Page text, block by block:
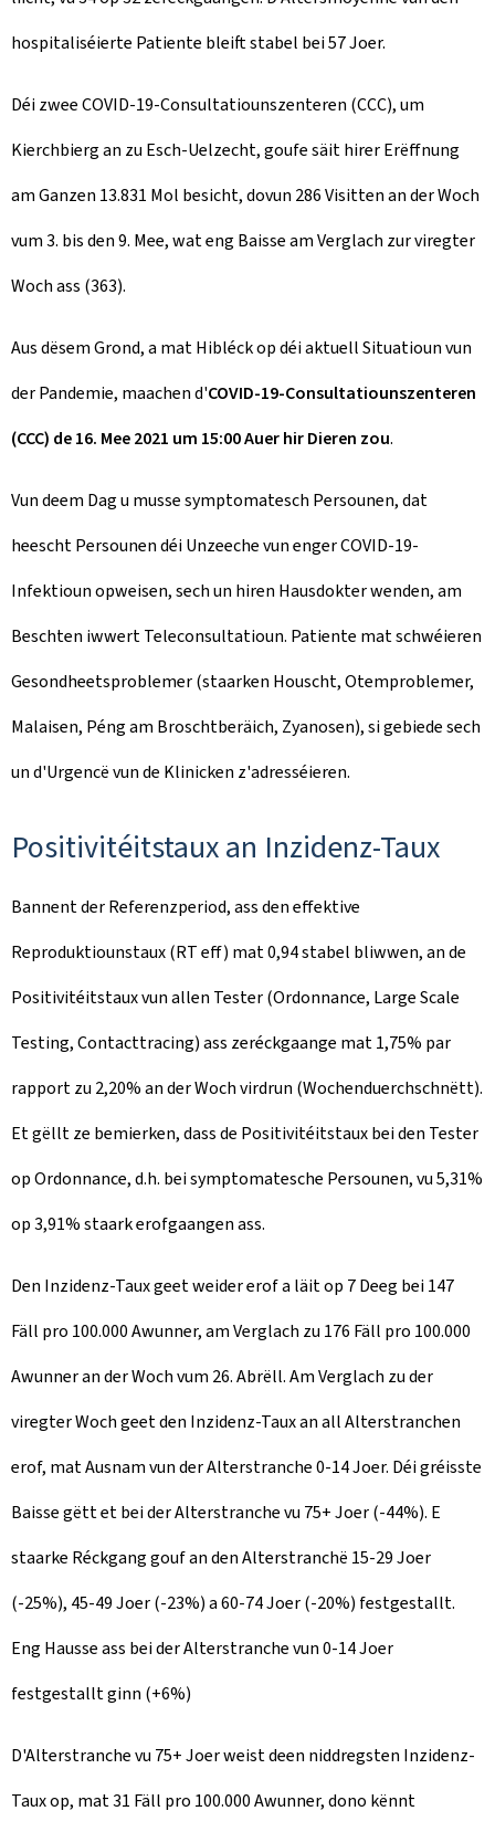
hospitaliséierte Patiente bleift stabel bei 57 Joer.
Déi zwee COVID-19-Consultatiounszenteren (CCC), um
Kierchbierg an zu Esch-Uelzecht, goufe säit hirer Erëffnung
am Ganzen 13.831 Mol besicht, dovun 286 Visitten an der Woch
vum 3. bis den 9. Mee, wat eng Baisse am Verglach zur viregter
Woch ass (363).
Aus dësem Grond, a mat Hibléck op déi aktuell Situatioun vun
der Pandemie, maachen d'COVID-19-Consultatiounszenteren
(CCC) de 16. Mee 2021 um 15:00 Auer hir Dieren zou.
Vun deem Dag u musse symptomatesch Persounen, dat
heescht Persounen déi Unzeeche vun enger COVID-19-
Infektioun opweisen, sech un hiren Hausdokter wenden, am
Beschten iwwert Teleconsultatioun. Patiente mat schwéieren
Gesondheetsproblemer (staarken Houscht, Otemproblemer,
Malaisen, Péng am Broschtberäich, Zyanosen), si gebiede sech
un d'Urgencë vun de Klinicken z'adresséieren.
Positivitéitstaux an Inzidenz-Taux
Bannent der Referenzperiod, ass den effektive
Reproduktiounstaux (RT eff) mat 0,94 stabel bliwwen, an de
Positivitéitstaux vun allen Tester (Ordonnance, Large Scale
Testing, Contacttracing) ass zeréckgaange mat 1,75% par
rapport zu 2,20% an der Woch virdrun (Wochenduerchschnëtt).
Et gëllt ze bemierken, dass de Positivitéitstaux bei den Tester
op Ordonnance, d.h. bei symptomatesche Persounen, vu 5,31%
op 3,91% staark erofgaangen ass.
Den Inzidenz-Taux geet weider erof a läit op 7 Deeg bei 147
Fäll pro 100.000 Awunner, am Verglach zu 176 Fäll pro 100.000
Awunner an der Woch vum 26. Abrëll. Am Verglach zu der
viregter Woch geet den Inzidenz-Taux an all Alterstranchen
erof, mat Ausnam vun der Alterstranche 0-14 Joer. Déi gréisste
Baisse gëtt et bei der Alterstranche vu 75+ Joer (-44%). E
staarke Réckgang gouf an den Alterstranchë 15-29 Joer
(-25%), 45-49 Joer (-23%) a 60-74 Joer (-20%) festgestallt.
Eng Hausse ass bei der Alterstranche vun 0-14 Joer
festgestallt ginn (+6%)
D'Alterstranche vu 75+ Joer weist deen niddregsten Inzidenz-
Taux op, mat 31 Fäll pro 100.000 Awunner, dono kënnt